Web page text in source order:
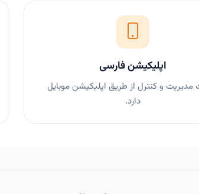
اپلیکیشن فارسی
مدیریت و کنترل از طریق اپلیکیشن موبایل
دارد.